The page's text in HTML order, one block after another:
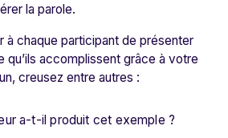
la parole.
à chaque participant de présenter
qu’ils accomplissent grâce à votre
creusez entre autres :
a-t-il produit cet exemple ?